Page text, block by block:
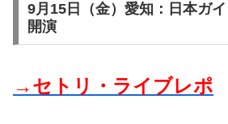
9月15日（金）愛知：日本ガ
開演
→セトリ・ライブレポ